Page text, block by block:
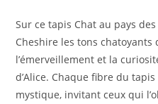
Sur ce tapis Chat au pays
Cheshire les tons chatoyants
l’émerveillement et la
d’Alice. Chaque fibre du
mystique, invitant ceux qui